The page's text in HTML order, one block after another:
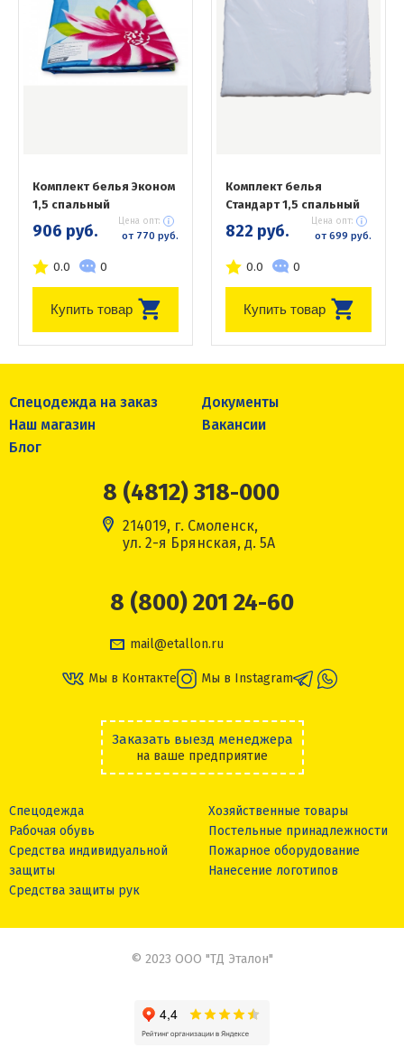
Комплект белья Эконом
1,5 спальный
906 руб. Цена опт:
от 770 руб.
0.0 0
Купить товар
Комплект белья
Стандарт 1,5 спальный
822 руб. Цена опт:
от 699 руб.
0.0 0
Купить товар
Спецодежда на заказ
Документы
Наш магазин
Вакансии
Блог
8 (4812) 318-000
214019, г. Смоленск,
ул. 2-я Брянская, д. 5А
8 (800) 201 24-60
mail@etallon.ru
Мы в Контакте Мы в Instagram
Заказать выезд менеджера
на ваше предприятие
Спецодежда
Рабочая обувь
Средства индивидуальной
защиты
Средства защиты рук
Хозяйственные товары
Постельные принадлежности
Пожарное оборудование
Нанесение логотипов
© 2023 ООО "ТД Эталон"